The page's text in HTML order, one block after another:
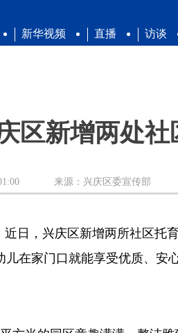
新华视频 直播 访谈
区新增两处社
来源：兴庆区委宣传部
日，兴庆区新增两所社区托
在家门口就能享受优质、安